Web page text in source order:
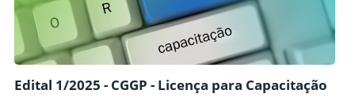
Edital 1/2025 - CGGP - Licença para Capacitação